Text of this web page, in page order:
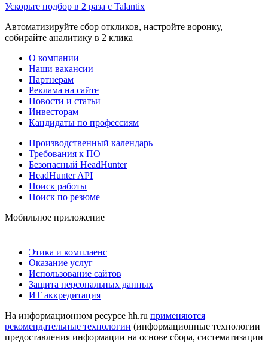
Ускорьте подбор в 2 раза с Talantix
Автоматизируйте сбор откликов, настройте воронку,
собирайте аналитику в 2 клика
О компании
Наши вакансии
Партнерам
Реклама на сайте
Новости и статьи
Инвесторам
Кандидаты по профессиям
Производственный календарь
Требования к ПО
Безопасный HeadHunter
HeadHunter API
Поиск работы
Поиск по резюме
Мобильное приложение
Этика и комплаенс
Оказание услуг
Использование сайтов
Защита персональных данных
ИТ аккредитация
На информационном ресурсе hh.ru применяются
рекомендательные технологии (информационные технологии
предоставления информации на основе сбора, систематизации